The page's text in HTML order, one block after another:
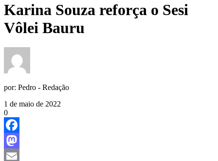
Karina Souza reforça o Sesi
Vôlei Bauru
por: Pedro - Redação
1 de maio de 2022
0
Facebook
Mastodon